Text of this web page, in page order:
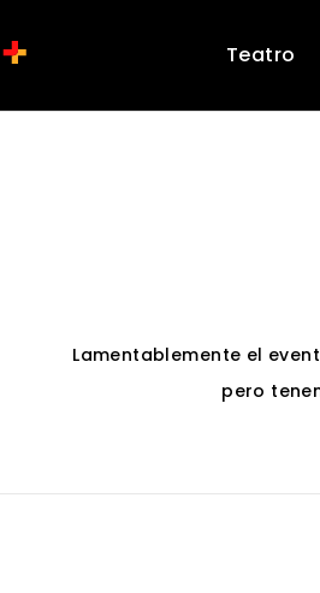
Teatro
Lamentablemente el
pero